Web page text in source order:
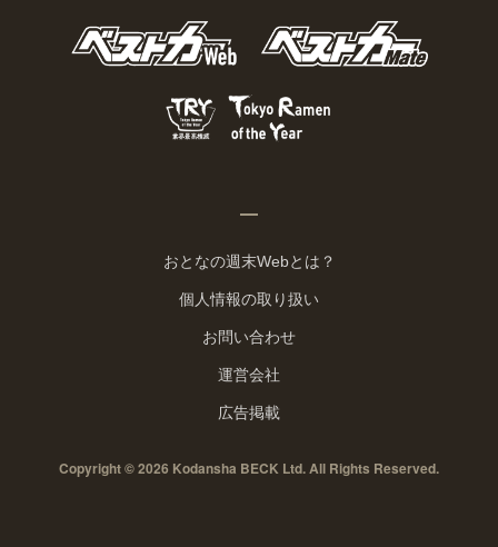
おとなの週末Webとは？
個人情報の取り扱い
お問い合わせ
運営会社
広告掲載
Copyright © 2026 Kodansha BECK Ltd. All Rights Reserved.